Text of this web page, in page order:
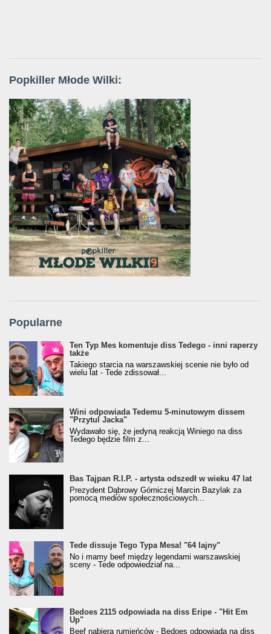
Popkiller Młode Wilki:
Popularne
Ten Typ Mes komentuje diss Tedego - inni raperzy
także
Takiego starcia na warszawskiej scenie nie było od
wielu lat - Tede zdissował...
Wini odpowiada Tedemu 5-minutowym dissem
"Przytul Jacka"
Wydawało się, że jedyną reakcją Winiego na diss
Tedego będzie film z...
Bas Tajpan R.I.P. - artysta odszedł w wieku 47 lat
Prezydent Dąbrowy Górniczej Marcin Bazylak za
pomocą mediów społecznościowych...
Tede dissuje Tego Typa Mesa! "64 lajny"
No i mamy beef między legendami warszawskiej
sceny - Tede odpowiedział na...
Bedoes 2115 odpowiada na diss Eripe - "Hit Em
Up"
Beef nabiera rumieńców - Bedoes odpowiada na diss